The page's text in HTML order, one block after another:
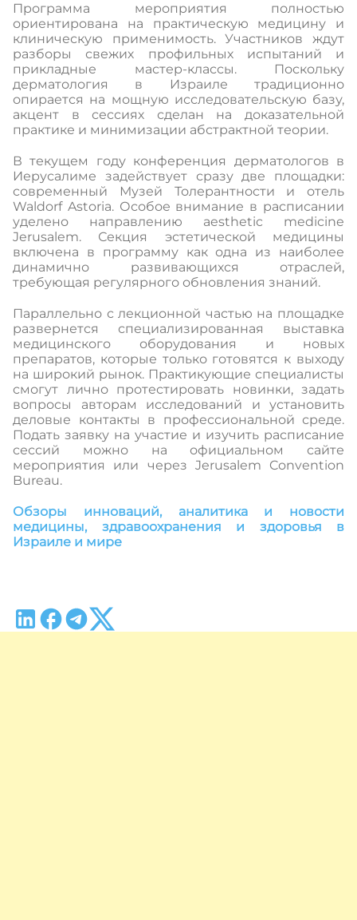
Программа мероприятия полностью
ориентирована на практическую медицину и
клиническую применимость. Участников ждут
разборы свежих профильных испытаний и
прикладные мастер-классы. Поскольку
дерматология в Израиле традиционно
опирается на мощную исследовательскую базу,
акцент в сессиях сделан на доказательной
практике и минимизации абстрактной теории.
В текущем году конференция дерматологов в
Иерусалиме задействует сразу две площадки:
современный Музей Толерантности и отель
Waldorf Astoria. Особое внимание в расписании
уделено направлению aesthetic medicine
Jerusalem. Секция эстетической медицины
включена в программу как одна из наиболее
динамично развивающихся отраслей,
требующая регулярного обновления знаний.
Параллельно с лекционной частью на площадке
развернется специализированная выставка
медицинского оборудования и новых
препаратов, которые только готовятся к выходу
на широкий рынок. Практикующие специалисты
смогут лично протестировать новинки, задать
вопросы авторам исследований и установить
деловые контакты в профессиональной среде.
Подать заявку на участие и изучить расписание
сессий можно на официальном сайте
мероприятия или через Jerusalem Convention
Bureau.
Обзоры инноваций, аналитика и новости
медицины, здравоохранения и здоровья в
Израиле и мире